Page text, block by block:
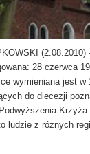
(2.08.2010)
28 czerwca
wymieniana jest w
do diecezji
ludzie z różnych